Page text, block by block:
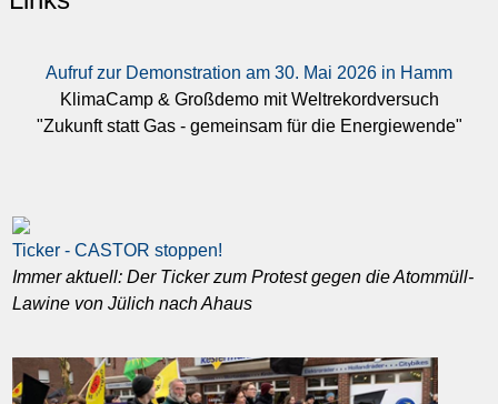
Aufruf zur Demonstration am 30. Mai 2026 in Hamm
KlimaCamp & Großdemo mit Weltrekordversuch
"Zukunft statt Gas - gemeinsam für die Energiewende"
Ticker - CASTOR stoppen!
Immer aktuell: Der Ticker zum Protest gegen die Atommüll-
Lawine von Jülich nach Ahaus